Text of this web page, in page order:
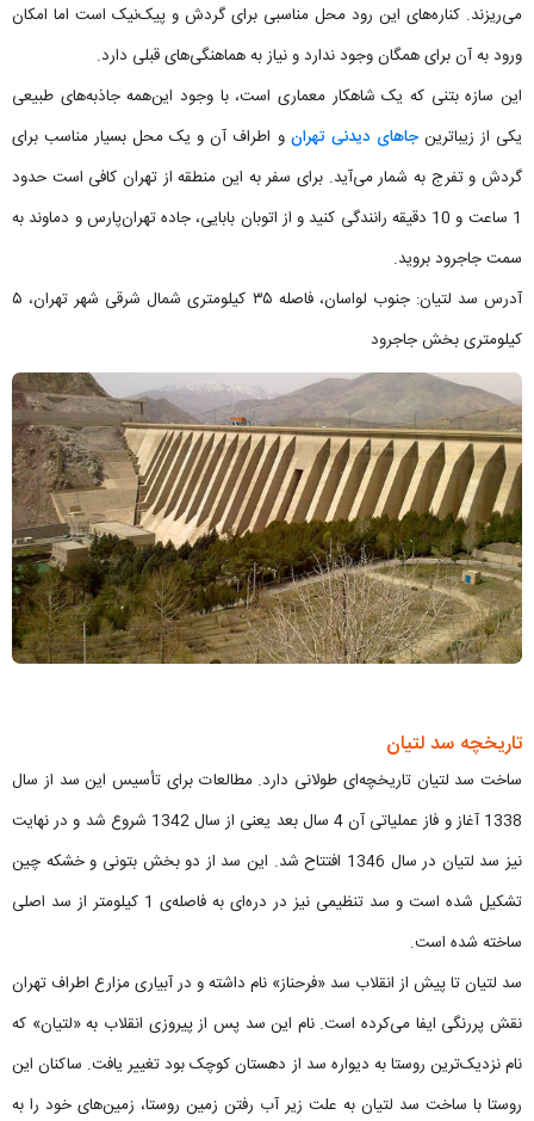
می‌ریزند. کناره‌های این رود محل مناسبی برای گردش و پیک‌نیک است اما امکان
ورود به آن برای همگان وجود ندارد و نیاز به هماهنگی‌های قبلی دارد.
این سازه بتنی که یک شاهکار معماری است، با وجود این‌همه جاذبه‌های طبیعی
یکی از زیباترینجاهای دیدنی تهران و اطراف آن و یک محل بسیار مناسب برای
گردش و تفرج به شمار می‌آید. برای سفر به این منطقه از تهران کافی است حدود
1 ساعت و 10 دقیقه رانندگی کنید و از اتوبان بابایی، جاده تهران‌پارس و دماوند به
سمت جاجرود بروید.
آدرس سد لتیان: جنوب لواسان، فاصله ۳۵ کیلومتری شمال شرقی شهر تهران، ۵
کیلومتری بخش جاجرود
تاریخچه سد لتیان
ساخت سد لتیان تاریخچه‌ای طولانی دارد. مطالعات برای تأسیس این سد از سال
1338 آغاز و فاز عملیاتی آن 4 سال بعد یعنی از سال 1342 شروع شد و در نهایت
نیز سد لتیان در سال 1346 افتتاح شد. این سد از دو بخش بتونی و خشکه چین
تشکیل شده است و سد تنظیمی نیز در دره‌ای به فاصله‌ی 1 کیلومتر از سد اصلی
ساخته شده است.
سد لتیان تا پیش از انقلاب سد «فرحناز» نام داشته و در آبیاری مزارع اطراف تهران
نقش پررنگی ایفا می‌کرده است. نام این سد پس از پیروزی انقلاب به «لتیان» که
نام نزدیک‌ترین روستا به دیواره سد از دهستان کوچک بود تغییر یافت. ساکنان این
روستا با ساخت سد لتیان به علت زیر آب رفتن زمین روستا، زمین‌های خود را به